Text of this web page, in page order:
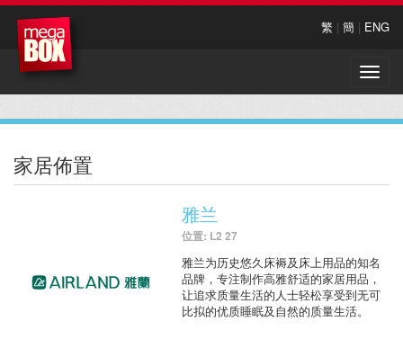
繁 | 簡 | ENG
Toggle
家居佈置
雅兰
位置: L2 27
雅兰为历史悠久床褥及床上用品的知名
品牌，专注制作高雅舒适的家居用品，
让追求质量生活的人士轻松享受到无可
比拟的优质睡眠及自然的质量生活。